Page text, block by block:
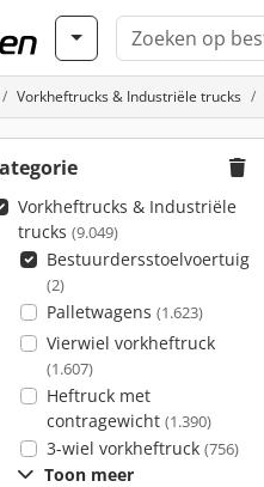
Vorkheftrucks & Industriële trucks
Vorkheftrucks & Industriële
trucks (9.049)
Bestuurdersstoelvoertuig
(2)
Palletwagens (1.623)
Vierwiel vorkheftruck
(1.607)
Heftruck met
contragewicht (1.390)
3-wiel vorkheftruck (756)
Toon meer